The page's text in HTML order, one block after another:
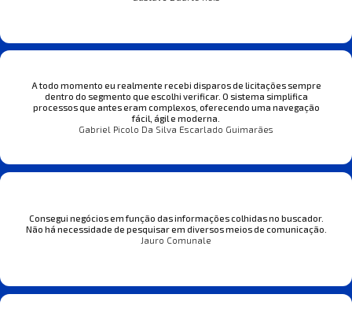
A todo momento eu realmente recebi disparos de licitações sempre
dentro do segmento que escolhi verificar. O sistema simplifica
processos que antes eram complexos, oferecendo uma navegação
fácil, ágil e moderna.
Gabriel Picolo Da Silva Escarlado Guimarães
Consegui negócios em função das informações colhidas no buscador.
Não há necessidade de pesquisar em diversos meios de comunicação.
Jauro Comunale